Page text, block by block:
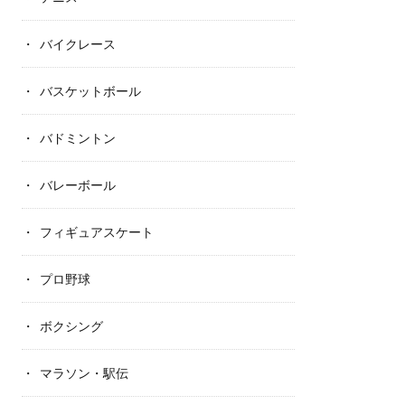
バイクレース
バスケットボール
バドミントン
バレーボール
フィギュアスケート
プロ野球
ボクシング
マラソン・駅伝